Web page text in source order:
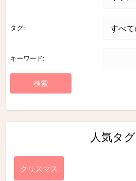
タグ:
キーワード:
人気タグ
クリスマス